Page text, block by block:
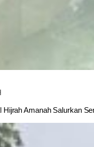
Hijrah Amanah Salurkan